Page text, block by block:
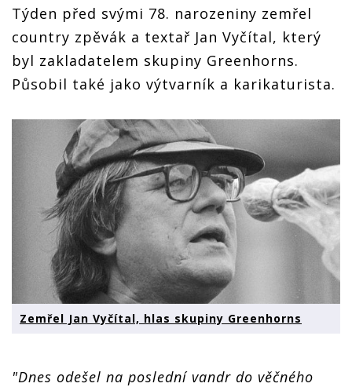
Týden před svými 78. narozeniny zemřel
country zpěvák a textař Jan Vyčítal, který
byl zakladatelem skupiny Greenhorns.
Působil také jako výtvarník a karikaturista.
Zemřel Jan Vyčítal, hlas skupiny Greenhorns
"Dnes odešel na poslední vandr do věčného